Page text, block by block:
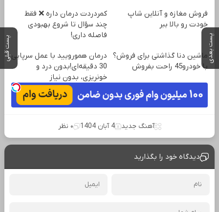
پست بعدی پست قبلی
فروش مغازه و آنلاین شاپ
خودت رو بالا ببر
‌کمردردت درمان داره ❌ فقط
چند سؤال تا شروع بهبودی
فاصله‌ داری!
ماشین دنا گذاشتی برای فروش؟
با خودرو45 راحت بفروش
درمان همورویید با عمل سرپایی
30 دقیقه‌ای!بدون درد و
خونریزی، بدون نیاز
آهنگ جدید 4 آبان 1404 ۰ نظر
دیدگاه خود را بگذارید